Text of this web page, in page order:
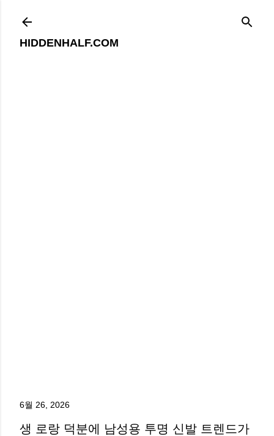
HIDDENHALF.COM
6월 26, 2026
생 로랑 덕분에 남성용 투명 신발 트렌드가